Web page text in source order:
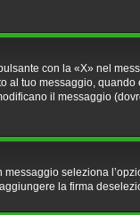
con la «X» nel
tuo messaggio,
il messaggio
messaggio seleziona
la firma